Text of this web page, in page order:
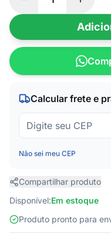
Calcular frete e
Não sei meu CEP
Compartilhar produto
Disponível:Em estoque
Produto pronto para